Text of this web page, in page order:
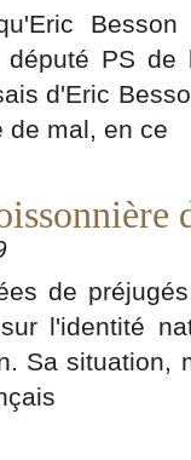
député PS
d'Eric
de mal, en ce
de
l'identité
Sa situation,